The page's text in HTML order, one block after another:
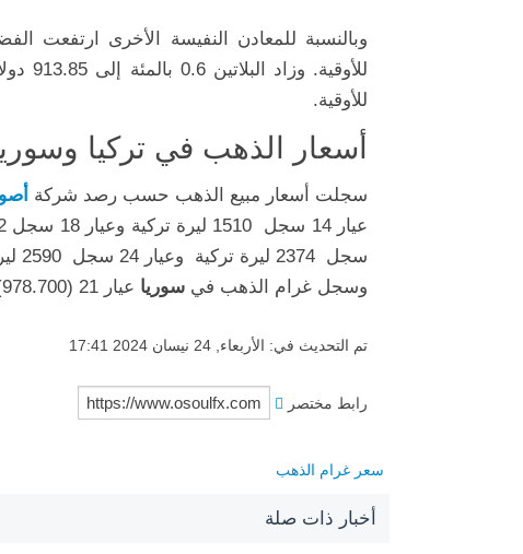
وبالنسبة للمعادن النفيسة الأخرى ارتفعت
للأوقية. وزاد البلاتين 0.6 بالمئة إلى 913.85 دولار للأوقية. وصعد
للأوقية.
أسعار الذهب في تركيا
سجلت أسعار مبيع الذهب حسب رصد شركة
سجل 2374 ليرة تركية وعيار 24 سجل 2590 ليرة تركية
وسجل غرام الذهب في سوريا عيار 21 (978.700) ليرة سورية وعيار 18 سجل (838.900) ليرة سورية
تم التحديث في: الأربعاء, 24 نيسان 2024 17:41
رابط مختصر
سعر غرام الذهب
أخبار ذات صلة